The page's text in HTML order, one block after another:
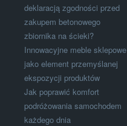
deklaracją zgodności przed
zakupem betonowego
zbiornika na ścieki?
Innowacyjne meble sklepowe
jako element przemyślanej
ekspozycji produktów
Jak poprawić komfort
podróżowania samochodem
każdego dnia